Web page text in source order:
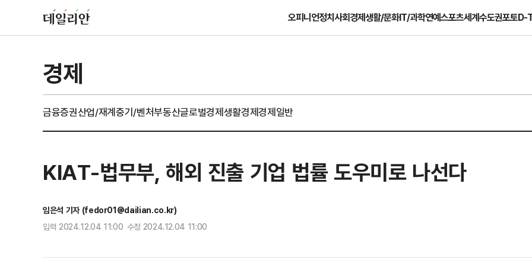
오피니언정치사회경제생활/문화IT/과학연예스포츠세계수도권포토D-
경제
금융증권산업/재계중기/벤처부동산글로벌경제생활경제경제일반
KIAT-법무부, 해외 진출 기업 법률 도우미로 나선다
임은석 기자 (fedor01@dailian.co.kr)
입력 2024.12.04 11:00 수정 2024.12.04 11:00